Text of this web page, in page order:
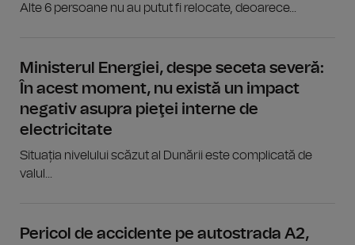
Alte 6 persoane nu au putut fi relocate, deoarece...
Ministerul Energiei, despe seceta severă:
În acest moment, nu există un impact
negativ asupra pieţei interne de
electricitate
Situația nivelului scăzut al Dunării este complicată de
valul...
Pericol de accidente pe autostrada A2,